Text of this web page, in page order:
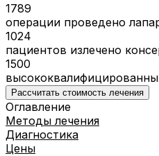
1789
операции проведено
1024
пациентов излечено
1500
Рассчитать стоимость лечения
Оглавление
Методы лечения
Диагностика
Цены